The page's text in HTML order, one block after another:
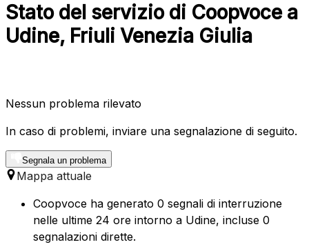
Stato del servizio di Coopvoce a
Udine, Friuli Venezia Giulia
Nessun problema rilevato
In caso di problemi, inviare una segnalazione di seguito.
Segnala un problema
Mappa attuale
Coopvoce ha generato 0 segnali di interruzione
nelle ultime 24 ore intorno a Udine, incluse 0
segnalazioni dirette.